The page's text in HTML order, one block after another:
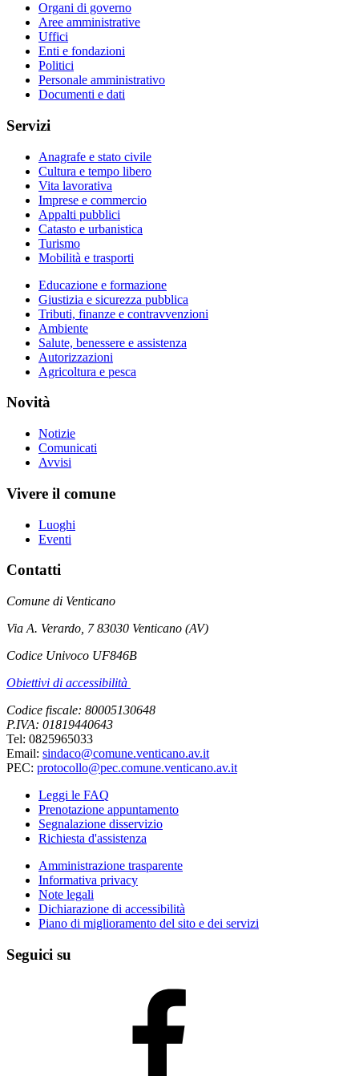
Organi di governo
Aree amministrative
Uffici
Enti e fondazioni
Politici
Personale amministrativo
Documenti e dati
Servizi
Anagrafe e stato civile
Cultura e tempo libero
Vita lavorativa
Imprese e commercio
Appalti pubblici
Catasto e urbanistica
Turismo
Mobilità e trasporti
Educazione e formazione
Giustizia e sicurezza pubblica
Tributi, finanze e contravvenzioni
Ambiente
Salute, benessere e assistenza
Autorizzazioni
Agricoltura e pesca
Novità
Notizie
Comunicati
Avvisi
Vivere il comune
Luoghi
Eventi
Contatti
Comune di Venticano
Via A. Verardo, 7 83030 Venticano (AV)
Codice Univoco UF846B
Obiettivi di accessibilità
Codice fiscale: 80005130648
P.IVA: 01819440643
Tel: 0825965033
Email: sindaco@comune.venticano.av.it
PEC: protocollo@pec.comune.venticano.av.it
Leggi le FAQ
Prenotazione appuntamento
Segnalazione disservizio
Richiesta d'assistenza
Amministrazione trasparente
Informativa privacy
Note legali
Dichiarazione di accessibilità
Piano di miglioramento del sito e dei servizi
Seguici su